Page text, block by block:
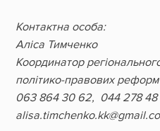
Контактна особа:
Аліса Тимченко
Координатор
політико-правових реформ
063 864 30 62, 044 278